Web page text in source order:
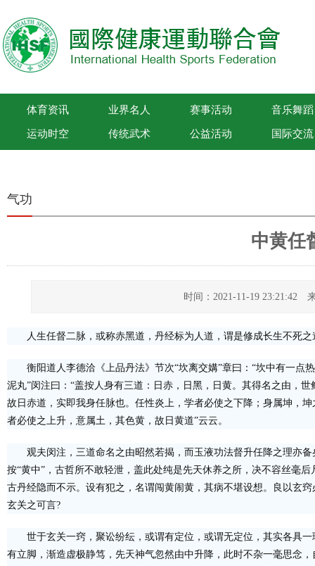
体育资讯 业界名人 赛事活动 音乐舞蹈
运动时空 传统武术 公益活动 国际交流
气功
中黄任
时间：2021-11-19 23:21:42
人生任督二脉，或称赤黑道，丹经标为人道，谓是修成长生不死
衡阳道人李德洽《上品丹法》节次“坎离交媾”章曰：“坎中有一
泥丸”闵注曰：“盖按人身有三道：日赤，日黑，日黄。其得名之由，
故日赤道，实即我身任脉也。任性炎上，学者必使之下降；身属坤，
者必使之上升，意属土，其色黄，故日黄道”云云。
观夫闵注，三道命名之由昭然若揭，而玉液功法督升任降之理亦
按“黄中”，古哲所不敢轻泄，盖此处纯是先天休养之所，决不容丝毫
古丹经隐而不示。设有犯之，名谓闯黄闹黄，其病不堪设想。良以玄
玄关之可言?
世于玄关一窍，聚讼纷纭，或谓有定位，或谓无定位，其实各具
有立脚，渐造虚极静笃，先天神气忽然由中升降，此时不杂一毫思念